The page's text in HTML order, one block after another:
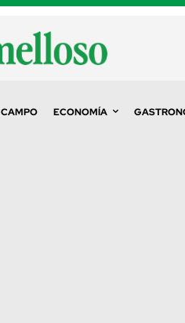
CAMPO ECONOMÍA